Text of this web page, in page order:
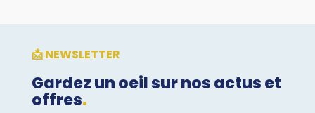
📩 NEWSLETTER
Gardez un oeil sur nos actus et
offres.